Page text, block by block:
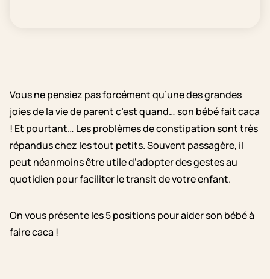
Vous ne pensiez pas forcément qu’une des grandes
joies de la vie de parent c’est quand… son bébé fait caca
! Et pourtant… Les problèmes de constipation sont très
répandus chez les tout petits. Souvent passagère, il
peut néanmoins être utile d’adopter des gestes au
quotidien pour faciliter le transit de votre enfant.
On vous présente les 5 positions pour aider son bébé à
faire caca !